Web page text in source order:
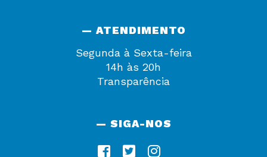
— ATENDIMENTO
Segunda à Sexta-feira
14h às 20h
Transparência
— SIGA-NOS